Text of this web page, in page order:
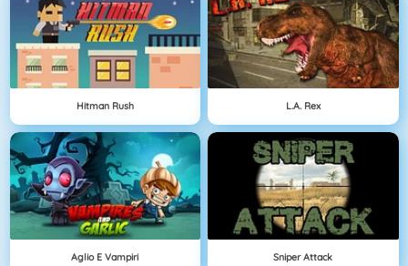
Hitman Rush L.A. Rex
Aglio E Vampiri Sniper Attack